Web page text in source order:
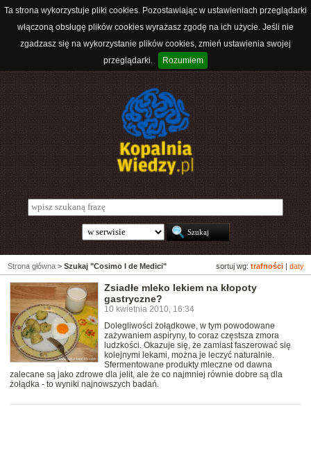
Ta strona wykorzystuje pliki cookies. Pozostawiając w ustawieniach przeglądarki
włączoną obsługę plików cookies wyrażasz zgodę na ich użycie. Jeśli nie
zgadzasz się na wykorzystanie plików cookies, zmień ustawienia swojej
przeglądarki.
Rozumiem
sortuj wg: trafności daty
Strona główna > Szukaj "Cosimo I de Medici"
Zsiadłe mleko lekiem na kłopoty
gastryczne?
10 kwietnia 2010, 16:34
Dolegliwości żołądkowe, w tym powodowane
zażywaniem aspiryny, to coraz częstsza zmora
ludzkości. Okazuje się, że zamiast faszerować się
kolejnymi lekami, można je leczyć naturalnie.
Sfermentowane produkty mleczne od dawna
zalecane są jako zdrowe dla jelit, ale że co najmniej równie dobre są dla
żołądka - to wyniki najnowszych badań.